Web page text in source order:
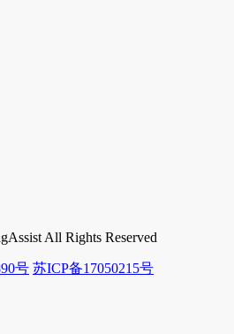
All Rights Reserved
号 苏ICP备17050215号